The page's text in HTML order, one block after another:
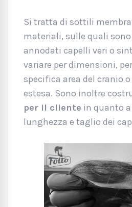
Si tratta di sottili
materiali, sulle quali
annodati capelli veri o
variare per dimensioni,
specifica area del cranio
estesa. Sono inoltre
per il cliente in quanto a
lunghezza e taglio dei